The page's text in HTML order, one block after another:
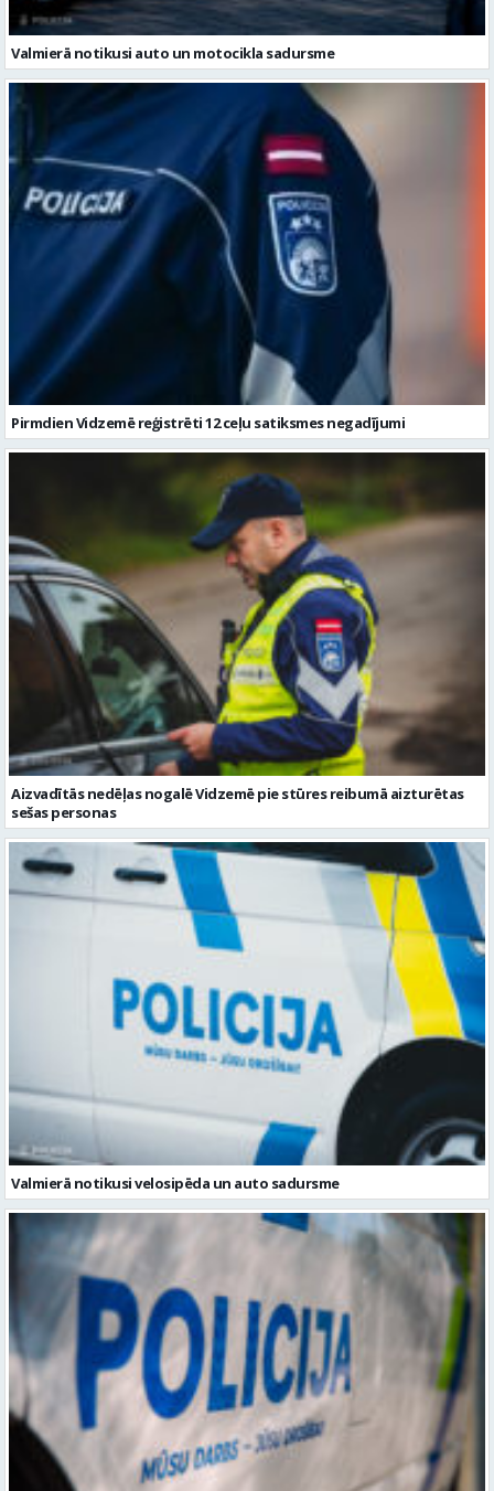
Valmierā notikusi auto un motocikla sadursme
Pirmdien Vidzemē reģistrēti 12 ceļu satiksmes negadījumi
Aizvadītās nedēļas nogalē Vidzemē pie stūres reibumā aizturētas
sešas personas
Valmierā notikusi velosipēda un auto sadursme